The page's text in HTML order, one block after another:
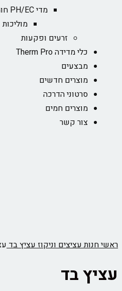
מדי PH/EC חומציות
מוליכות
זרעים ופקעות
כלי מדידה Therm Pro
מבצעים
מוצרים חדשים
סרטוני הדרכה
מוצרים חמים
צור קשר
ראשיחנותעציצים וניקוזעציץ בד
עציץ בד